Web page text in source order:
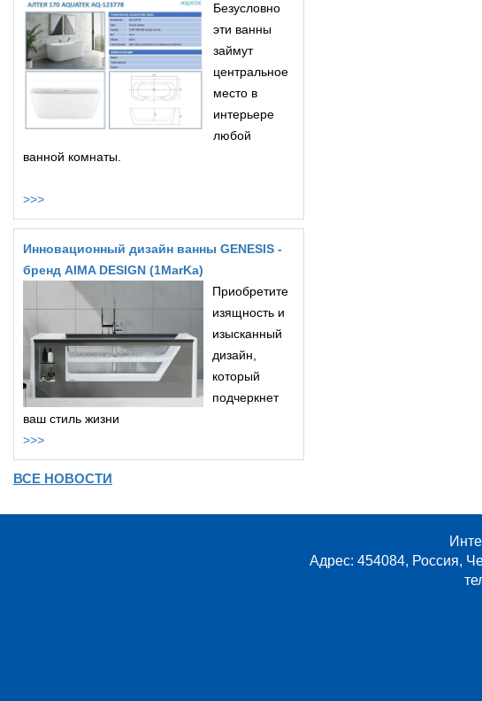
Безусловно
эти ванны
займут
центральное
место в
интерьере
любой
ванной комнаты.
>>>
Инновационный дизайн ванны GENESIS -
бренд AIMA DESIGN (1MarKa)
Приобретите
изящность и
изысканный
дизайн,
который
подчеркнет
ваш стиль жизни
>>>
ВСЕ НОВОСТИ
Адрес: 454084, Россия,